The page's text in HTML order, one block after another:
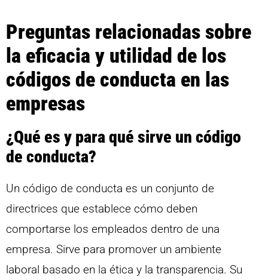
Preguntas relacionadas sobre
la eficacia y utilidad de los
códigos de conducta en las
empresas
¿Qué es y para qué sirve un código
de conducta?
Un código de conducta es un conjunto de
directrices que establece cómo deben
comportarse los empleados dentro de una
empresa. Sirve para promover un ambiente
laboral basado en la ética y la transparencia. Su